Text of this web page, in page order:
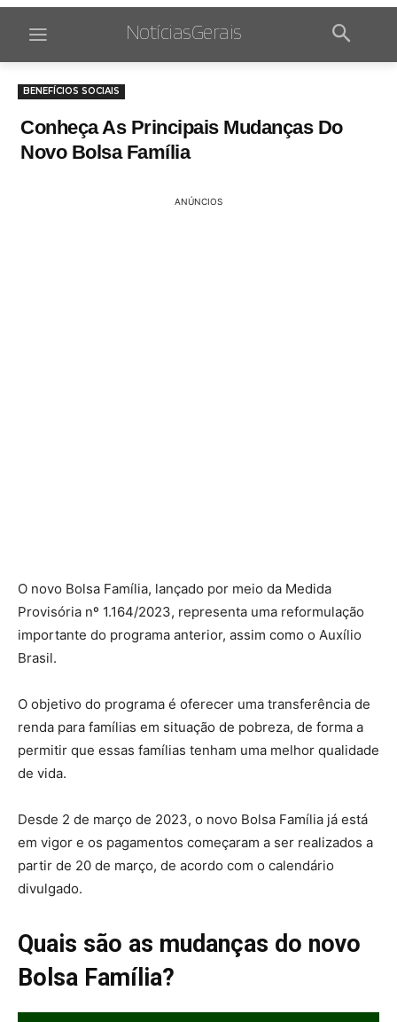
NotíciasGerais
BENEFÍCIOS SOCIAIS
Conheça As Principais Mudanças Do
Novo Bolsa Família
ANÚNCIOS
O novo Bolsa Família, lançado por meio da Medida
Provisória nº 1.164/2023, representa uma reformulação
importante do programa anterior, assim como o Auxílio
Brasil.
O objetivo do programa é oferecer uma transferência de
renda para famílias em situação de pobreza, de forma a
permitir que essas famílias tenham uma melhor qualidade
de vida.
Desde 2 de março de 2023, o novo Bolsa Família já está
em vigor e os pagamentos começaram a ser realizados a
partir de 20 de março, de acordo com o calendário
divulgado.
Quais são as mudanças do novo
Bolsa Família?